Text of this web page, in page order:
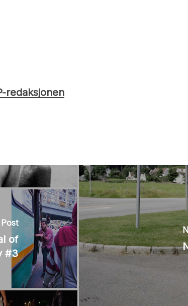
redaksjonen
of
#3